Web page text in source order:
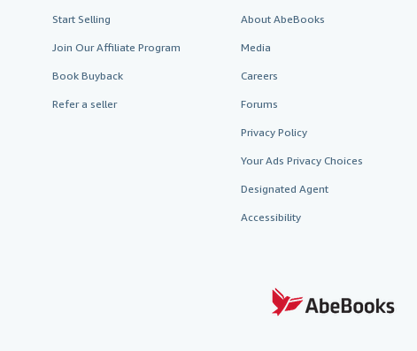
Start Selling
Join Our Affiliate Program
Book Buyback
Refer a seller
About AbeBooks
Media
Careers
Forums
Privacy Policy
Your Ads Privacy Choices
Designated Agent
Accessibility